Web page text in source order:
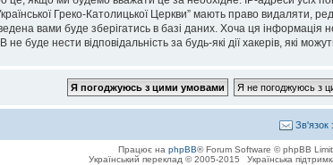
Греко-Католицької Церкви” мають право видаляти,
вами буде зберігатись в базі даних. Хоча ця інформація
буде нести відповідальність за будь-які дії хакерів, які
Зв'язок
Працює на phpBB® Forum Software © phpBB
Український переклад © 2005-2015
Українська